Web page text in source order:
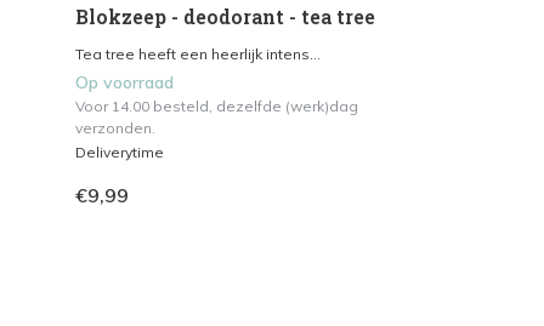
Blokzeep - deodorant - tea tree
Tea tree heeft een heerlijk intens...
Op voorraad
Voor 14.00 besteld, dezelfde (werk)dag
verzonden.
Deliverytime
€9,99